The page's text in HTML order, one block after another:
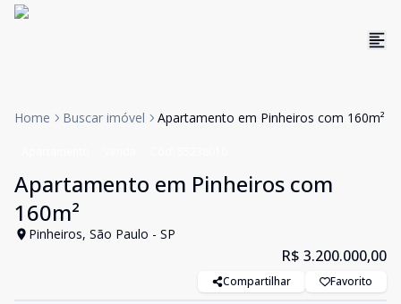
Home Buscar imóvel Apartamento em Pinheiros com 160m²
Apartamento em Pinheiros com
160m²
Pinheiros, São Paulo - SP
R$ 3.200.000,00
Compartilhar Favorito